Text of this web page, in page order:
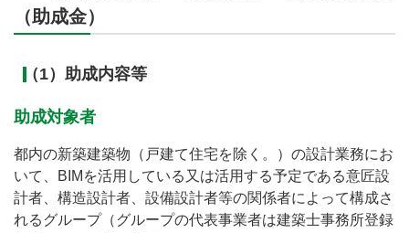
（助成金）
（1）助成内容等
助成対象者
都内の新築建築物（戸建て住宅を除く。）の設計業務にお
いて、BIMを活用している又は活用する予定である意匠設
計者、構造設計者、設備設計者等の関係者によって構成さ
れるグループ（グループの代表事業者は建築士事務所登録